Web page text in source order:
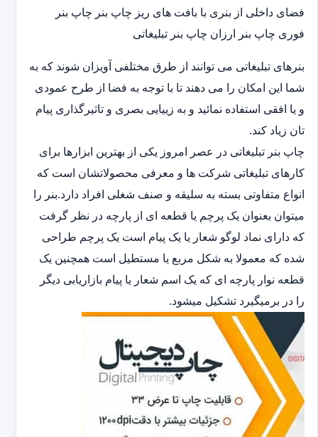
فضای داخلی از بنری با بافت های ریز چاپ بنر چاپ بنر
فوری چاپ بنر ارزان چاپ بنر تبلیغاتی
بنرهای تبلیغاتی می توانند از طرق مختلفی آویزان شوند که به
شما این امکان را می دهند تا با توجه به فضا از طرح عمودی
و یا افقی استفاده نمائید و به زییایی بصری و تاثیرگذاری پیام
تان زیاد کند.
چاپ بنر تبلیغاتی در عصر امروز یکی از بهترین ابزارها برای
کارهای تبلیغاتی شرکت ها و معرفی محصولاتشان است که
انواع متفاوتی بسته به سلیقه و صنف شغلی افراد دارد.بنر را
میتوان بعنوان یک پرچم یا قطعه ای از پارچه در نظر گرفت
که دارای نماد لوگو شعار یا یک پیام است یک پرچم طراحی
شده که معمولا به شکل مربع یا مستطیل است همچنین یک
قطعه نوار پارچه ای که یک اسم شعار یا پیام بازاریابی دیگر
را در برمیگیرد تشکیل میشود.